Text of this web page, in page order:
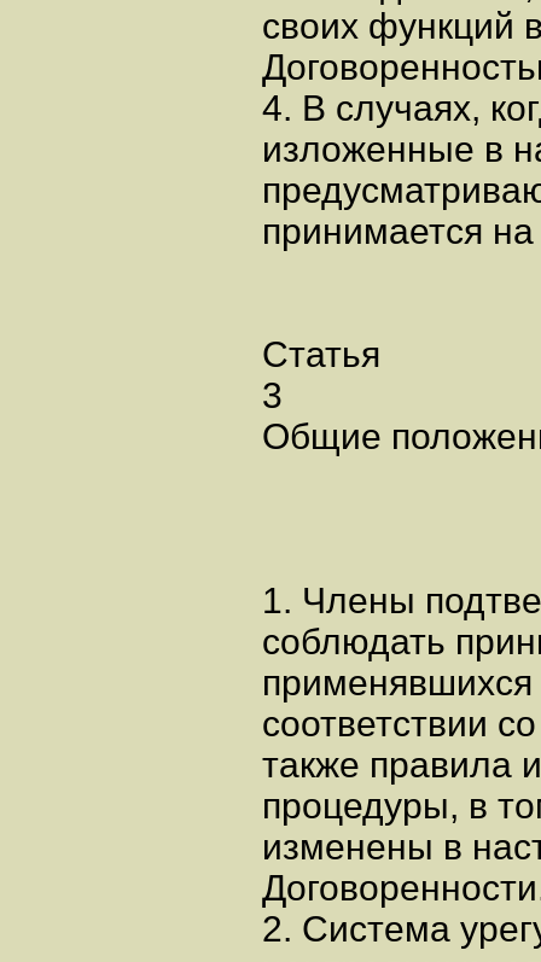
своих функций
4. В случаях,
изложенные в
принимается
Статья
3
Общие
1. Члены
соблюдать
соответствии
также правила и
процедуры, в
изменены в
2. Система